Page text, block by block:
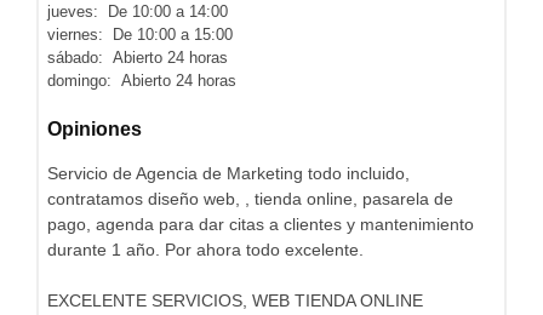
jueves: De 10:00 a 14:00
viernes: De 10:00 a 15:00
sábado: Abierto 24 horas
domingo: Abierto 24 horas
Opiniones
Servicio de Agencia de Marketing todo incluido,
contratamos diseño web, , tienda online, pasarela de
pago, agenda para dar citas a clientes y mantenimiento
durante 1 año. Por ahora todo excelente.
EXCELENTE SERVICIOS, WEB TIENDA ONLINE